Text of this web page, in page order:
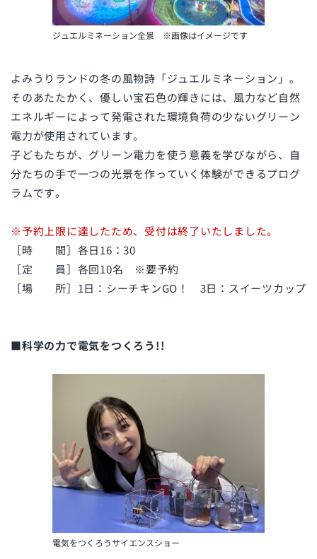
ジュエルミネーション全景 ※画像はイメージです
よみうりランドの冬の風物詩「ジュエルミネーション」。
そのあたたかく、優しい宝石色の輝きには、風力など自然
エネルギーによって発電された環境負荷の少ないグリーン
電力が使用されています。
子どもたちが、グリーン電力を使う意義を学びながら、自
分たちの手で一つの光景を作っていく体験ができるプログ
ラムです。
※予約上限に達したため、受付は終了いたしました。
［時 間］各日16：30
［定 員］各回10名 ※要予約
［場 所］1日：シーチキンGO！ 3日：スイーツカップ
■科学の力で電気をつくろう!!
電気をつくろうサイエンスショー